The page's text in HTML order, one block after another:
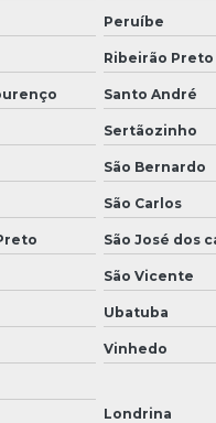
Peruíbe
Ribeirão Preto
Santo André
Sertãozinho
São Bernardo
São Carlos
São José dos
São Vicente
Ubatuba
Vinhedo
Londrina